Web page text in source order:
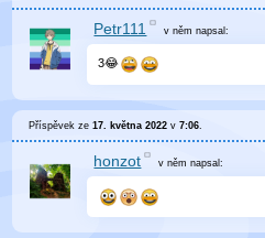
Petr111 v němnapsal:
3😂
Příspěvek ze17. května 2022 v7:06.
honzot v němnapsal: